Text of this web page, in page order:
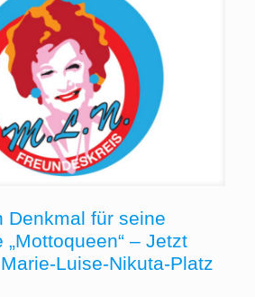
Denkmal für seine
– Jetzt
Luise-Nikuta-Platz